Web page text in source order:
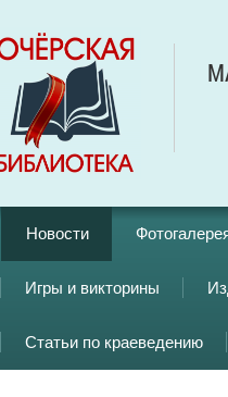
Новости
Игры и викторины
Статьи по краеведению